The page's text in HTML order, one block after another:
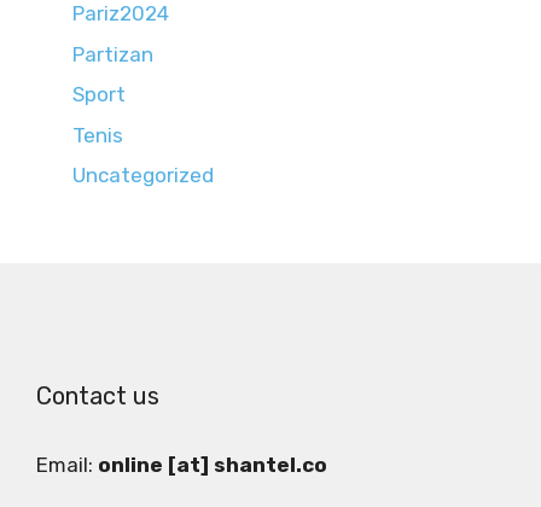
Pariz2024
Partizan
Sport
Tenis
Uncategorized
Contact us
Email: online [at] shantel.co